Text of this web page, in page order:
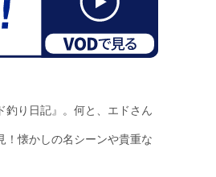
釣り日記』。何と、エドさん
！懐かしの名シーンや貴重な